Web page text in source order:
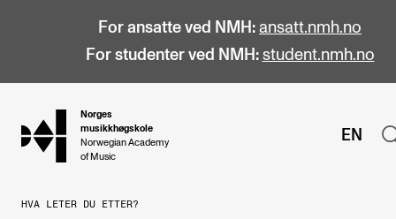
For ansatte ved NMH: ansatt.nmh.no
For studenter ved NMH: student.nmh.no
hjem
Norges
musikkhøgskole
Norwegian Academy
of Music
EN
HVA LETER DU ETTER?